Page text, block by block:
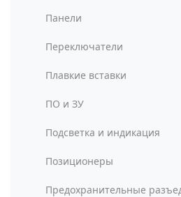
Панели
Переключатели
Плавкие вставки
ПО и ЗУ
Подсветка и индикация
Позиционеры
Предохранительные